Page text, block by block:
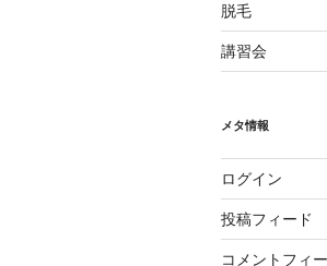
脱毛
講習会
メタ情報
ログイン
投稿フィード
コメントフィ